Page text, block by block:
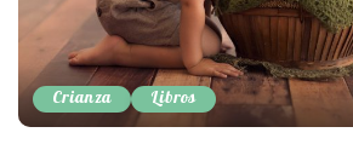
Crianza Libros